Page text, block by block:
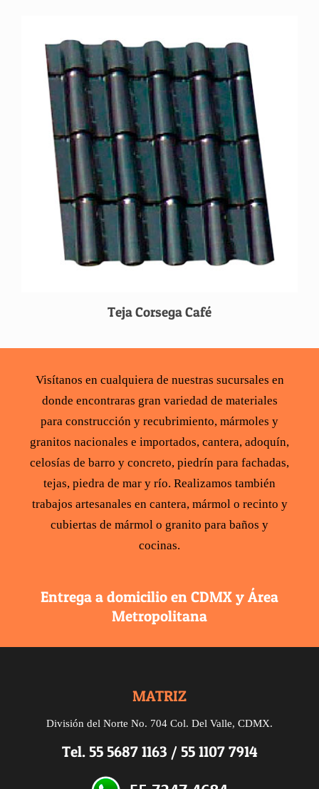
Teja Corsega Café
Visítanos en cualquiera de nuestras sucursales en
donde encontraras gran variedad de materiales
para construcción y recubrimiento, mármoles y
granitos nacionales e importados, cantera, adoquín,
celosías de barro y concreto, piedrín para fachadas,
tejas, piedra de mar y río. Realizamos también
trabajos artesanales en cantera, mármolo recinto y
cubiertas de mármol o granito para baños y
cocinas.
Entrega a domicilio en CDMX y Área
Metropolitana
MATRIZ
División del Norte No. 704 Col. Del Valle, CDMX.
Tel. 55 5687 1163 / 55 1107 7914